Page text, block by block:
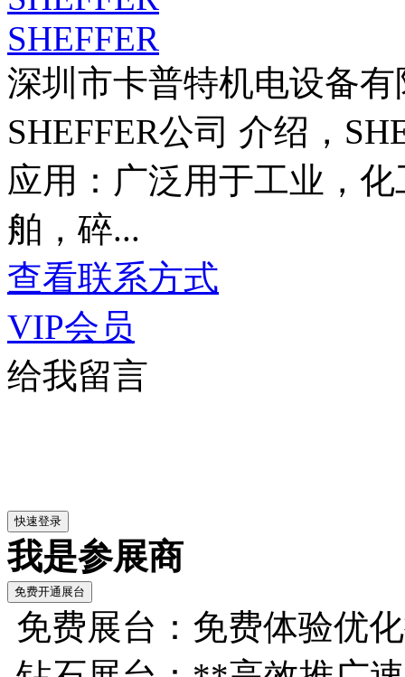
SHEFFER
深圳市卡普特机电设备有
SHEFFER公司 介绍，
应用：广泛用于工业，
舶，碎...
查看联系方式
VIP会员
给我留言
我是参展商
免费展台：免费体验优